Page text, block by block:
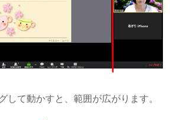
して動かすと、範囲が広がります。